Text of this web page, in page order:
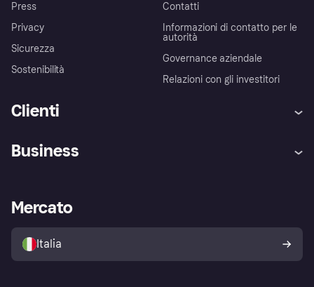
Press
Privacy
Sicurezza
Sostenibilità
Contatti
Informazioni di contatto per le
autorità
Governance aziendale
Relazioni con gli investitori
Clienti
Assistenza
Esplora i negozi
Politica di protezione
dell'acquirente Klarna
Business
Accesso aziende
Mercato
Italia